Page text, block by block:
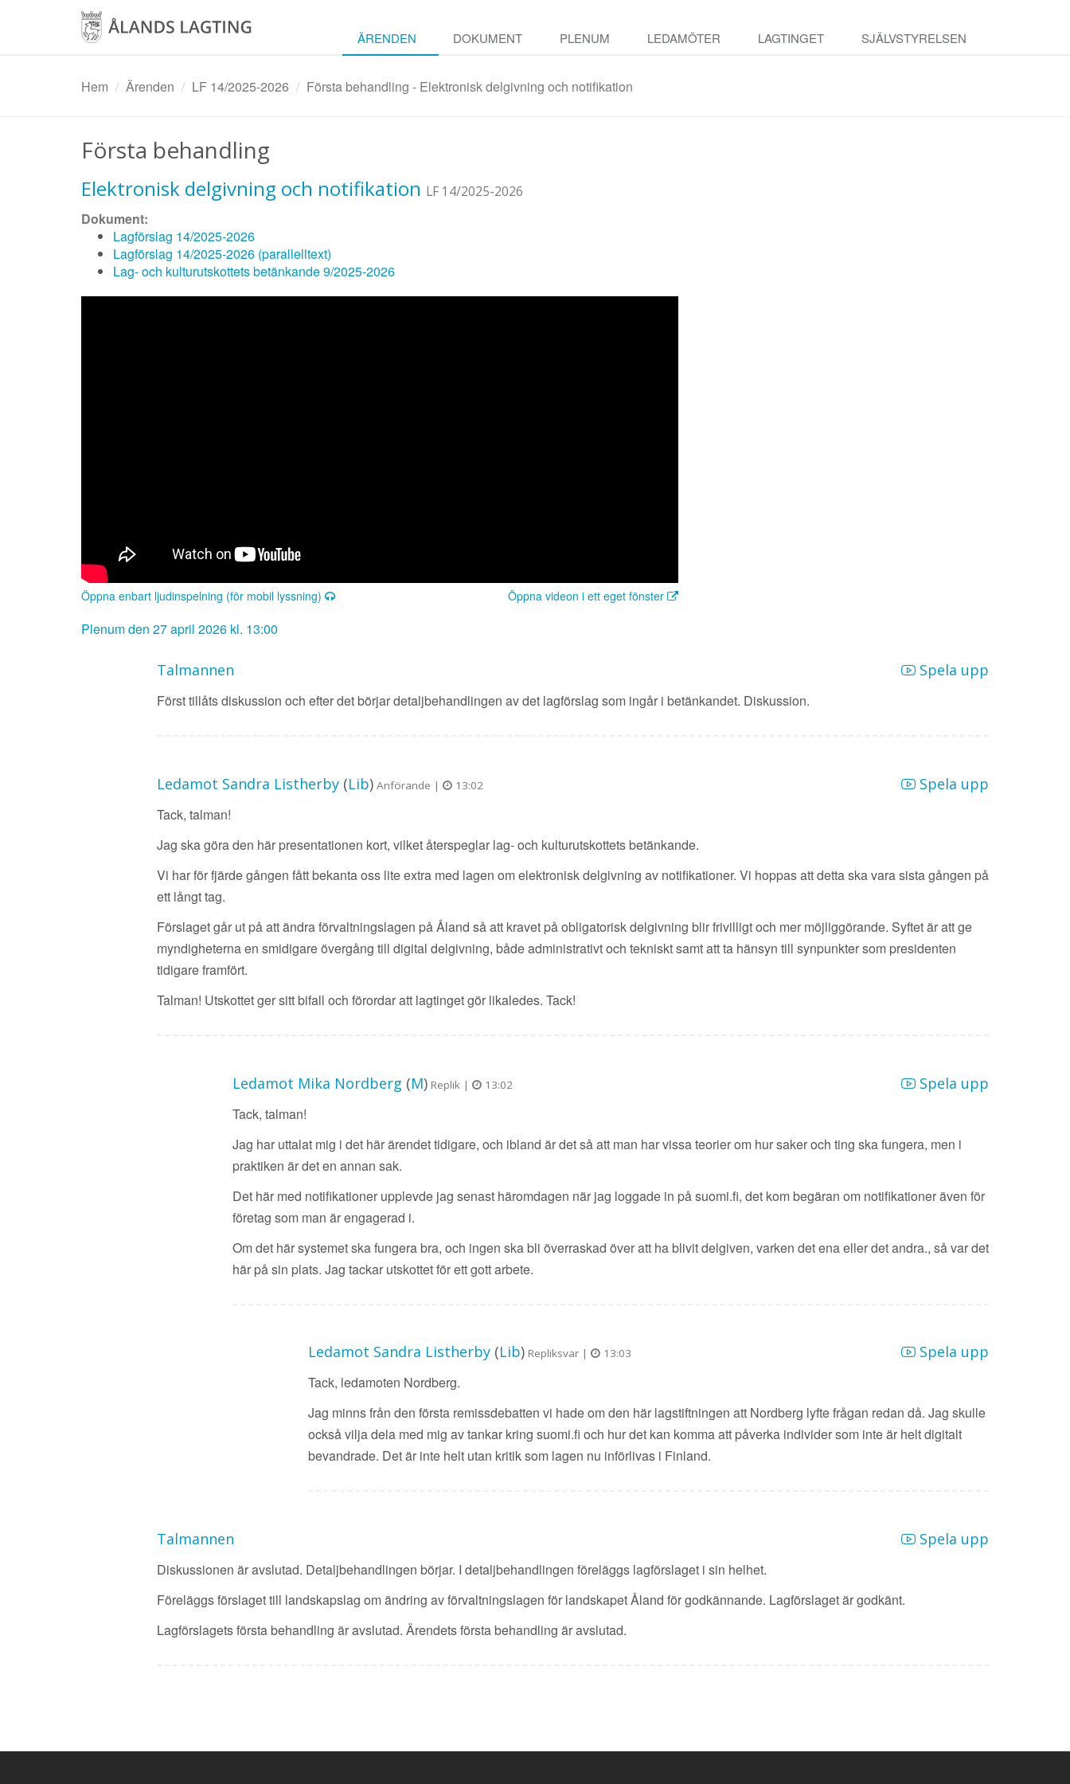
ÄRENDEN DOKUMENT PLENUM LEDAMÖTER LAGTINGET SJÄLVSTYRELSEN
Hem Ärenden LF 14/2025-2026 Första behandling - Elektronisk delgivning och notifikation
Första behandling
Elektronisk delgivning och notifikation LF 14/2025-2026
Dokument:
Lagförslag 14/2025-2026
Lagförslag 14/2025-2026 (parallelltext)
Lag- och kulturutskottets betänkande 9/2025-2026
Öppna enbart ljudinspelning (för mobil lyssning) Öppna videon i ett eget fönster
Plenum den 27 april 2026 kl. 13:00
Talmannen Spela upp
Först tillåts diskussion och efter det börjar detaljbehandlingen av det lagförslag som ingår i betänkandet. Diskussion.
Ledamot Sandra Listherby (Lib) Anförande | 13:02 Spela upp
Tack, talman!
Jag ska göra den här presentationen kort, vilket återspeglar lag- och kulturutskottets betänkande.
Vi har för fjärde gången fått bekanta oss lite extra med lagen om elektronisk delgivning av notifikationer. Vi hoppas att detta ska vara sista gången på
ett långt tag.
Förslaget går ut på att ändra förvaltningslagen på Åland så att kravet på obligatorisk delgivning blir frivilligt och mer möjliggörande. Syftet är att ge
myndigheterna en smidigare övergång till digital delgivning, både administrativt och tekniskt samt att ta hänsyn till synpunkter som presidenten
tidigare framfört.
Talman! Utskottet ger sitt bifall och förordar att lagtinget gör likaledes. Tack!
Ledamot Mika Nordberg (M) Replik | 13:02 Spela upp
Tack, talman!
Jag har uttalat mig i det här ärendet tidigare, och ibland är det så att man har vissa teorier om hur saker och ting ska fungera, men i
praktiken är det en annan sak.
Det här med notifikationer upplevde jag senast häromdagen när jag loggade in på suomi.fi, det kom begäran om notifikationer även för
företag som man är engagerad i.
Om det här systemet ska fungera bra, och ingen ska bli överraskad över att ha blivit delgiven, varken det ena eller det andra., så var det
här på sin plats. Jag tackar utskottet för ett gott arbete.
Ledamot Sandra Listherby (Lib) Repliksvar | 13:03 Spela upp
Tack, ledamoten Nordberg.
Jag minns från den första remissdebatten vi hade om den här lagstiftningen att Nordberg lyfte frågan redan då. Jag skulle
också vilja dela med mig av tankar kring suomi.fi och hur det kan komma att påverka individer som inte är helt digitalt
bevandrade. Det är inte helt utan kritik som lagen nu införlivas i Finland.
Talmannen Spela upp
Diskussionen är avslutad. Detaljbehandlingen börjar. I detaljbehandlingen föreläggs lagförslaget i sin helhet.
Föreläggs förslaget till landskapslag om ändring av förvaltningslagen för landskapet Åland för godkännande. Lagförslaget är godkänt.
Lagförslagets första behandling är avslutad. Ärendets första behandling är avslutad.